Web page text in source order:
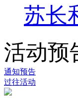
苏长
活动预
通知预告
过往活动